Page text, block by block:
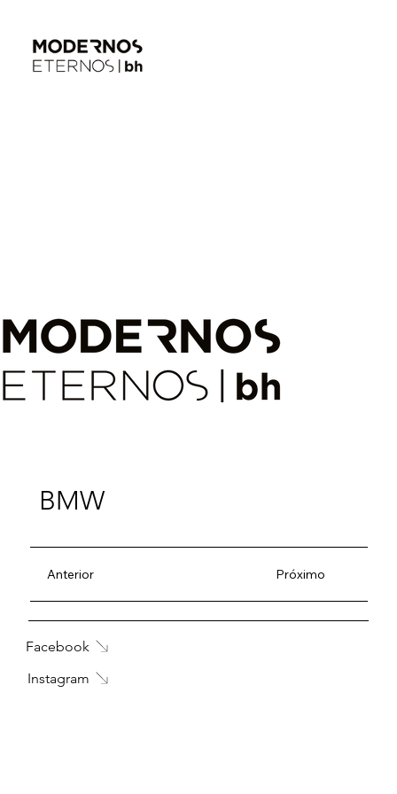
BMW
Anterior Próximo
Facebook
Instagram